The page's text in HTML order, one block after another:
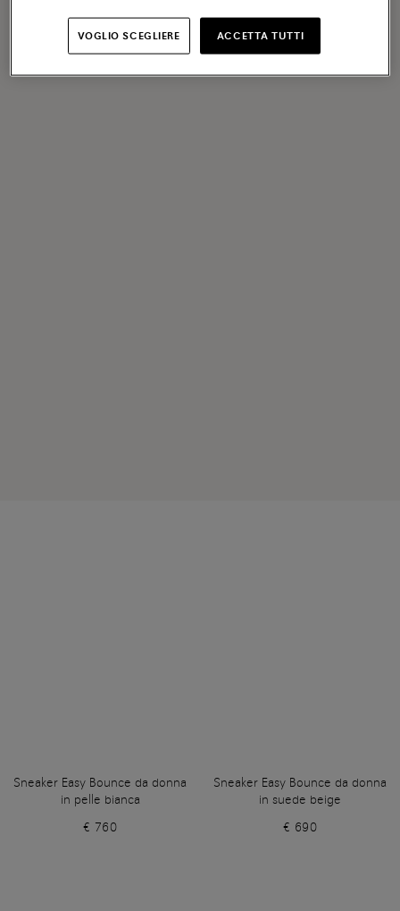
Sneaker Easy Bounce da donna
in pelle bianca
€ 760
Sneaker Easy Bounce da donna
in suede beige
€ 690
VOGLIO SCEGLIERE ACCETTA TUTTI